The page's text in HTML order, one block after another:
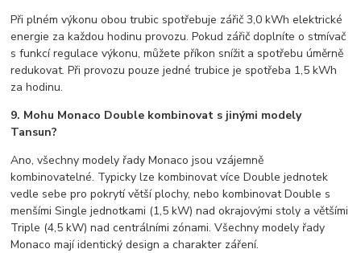
Při plném výkonu obou trubic spotřebuje zářič 3,0 kWh elektrické
energie za každou hodinu provozu. Pokud zářič doplníte o stmívač
s funkcí regulace výkonu, můžete příkon snížit a spotřebu úměrně
redukovat. Při provozu pouze jedné trubice je spotřeba 1,5 kWh
za hodinu.
9. Mohu Monaco Double kombinovat s jinými modely
Tansun?
Ano, všechny modely řady Monaco jsou vzájemně
kombinovatelné. Typicky lze kombinovat více Double jednotek
vedle sebe pro pokrytí větší plochy, nebo kombinovat Double s
menšími Single jednotkami (1,5 kW) nad okrajovými stoly a většími
Triple (4,5 kW) nad centrálními zónami. Všechny modely řady
Monaco mají identický design a charakter záření.